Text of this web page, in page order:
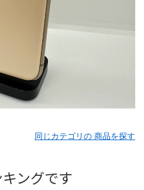
同じカテゴリの 商品を探す
ングです